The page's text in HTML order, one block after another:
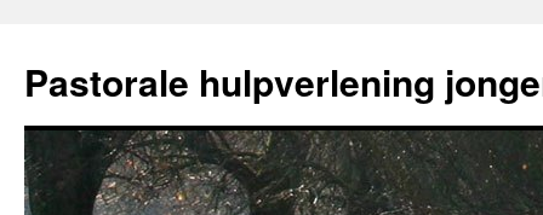
de
inhoud
Pastorale hulpverlening